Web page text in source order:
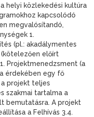
helyi közlekedési kultúra
kapcsolódó
megvalósítandó,
1.
(pl.: akadálymentes
(kötelezően előírt
Projektmenedzsment (a
érdekében egy fő
projekt teljes
szakmai tartalma a
bemutatásra. A projekt
a Felhívás 3.4.